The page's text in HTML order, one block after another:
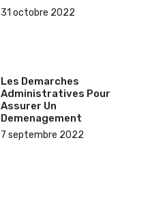
31 octobre 2022
Les Demarches
Administratives Pour
Assurer Un
Demenagement
7 septembre 2022